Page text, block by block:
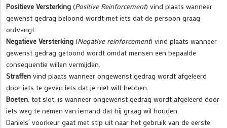
Positieve Versterking (Positive Reinforcement) vind plaats wanneer
gewenst gedrag beloond wordt met iets dat de persoon graag
ontvangt.
Negatieve Versterking (Negative reinforcement) vind plaats wanneer
gewenst gedrag getoond wordt omdat mensen een bepaalde
consequentie willen vermijden.
Straffen vind plaats wanneer ongewenst gedrag wordt afgeleerd
door iets te geven iets dat je niet wilt hebben.
Boeten , tot slot, is wanneer ongewenst gedrag wordt afgeleerd door
iets weg te nemen van iemand dat hij graag wil houden.
Daniels´ voorkeur gaat met stip uit naar het gebruik van de eerste